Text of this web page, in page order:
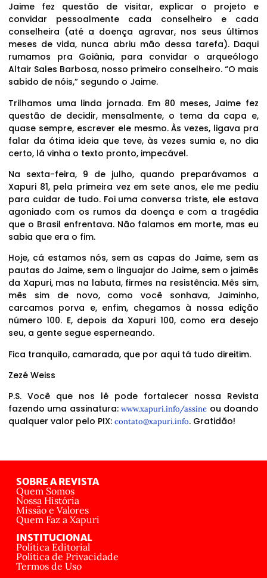
Jaime fez questão de visitar, explicar o projeto e
convidar pessoalmente cada conselheiro e cada
conselheira (até a doença agravar, nos seus últimos
meses de vida, nunca abriu mão dessa tarefa). Daqui
rumamos pra Goiânia, para convidar o arqueólogo
Altair Sales Barbosa, nosso primeiro conselheiro. “O mais
sabido de nóis,” segundo o Jaime.
Trilhamos uma linda jornada. Em 80 meses, Jaime fez
questão de decidir, mensalmente, o tema da capa e,
quase sempre, escrever ele mesmo. Às vezes, ligava pra
falar da ótima ideia que teve, às vezes sumia e, no dia
certo, lá vinha o texto pronto, impecável.
Na sexta-feira, 9 de julho, quando preparávamos a
Xapuri 81, pela primeira vez em sete anos, ele me pediu
para cuidar de tudo. Foi uma conversa triste, ele estava
agoniado com os rumos da doença e com a tragédia
que o Brasil enfrentava. Não falamos em morte, mas eu
sabia que era o fim.
Hoje, cá estamos nós, sem as capas do Jaime, sem as
pautas do Jaime, sem o linguajar do Jaime, sem o jaimês
da Xapuri, mas na labuta, firmes na resistência. Mês sim,
mês sim de novo, como você sonhava, Jaiminho,
carcamos porva e, enfim, chegamos à nossa edição
número 100. E, depois da Xapuri 100, como era desejo
seu, a gente segue esperneando.
Fica tranquilo, camarada, que por aqui tá tudo direitim.
Zezé Weiss
P.S. Você que nos lê pode fortalecer nossa Revista
fazendo uma assinatura:www.xapuri.info/assine ou doando
qualquer valor pelo PIX: contato@xapuri.info. Gratidão!
SOBRE A REVISTA
Quem Somos
Nossa História
Missão e Valores
Quem Faz a Xapuri
INSTITUCIONAL
Política Editorial
Política de Privacidade
Termos de Uso